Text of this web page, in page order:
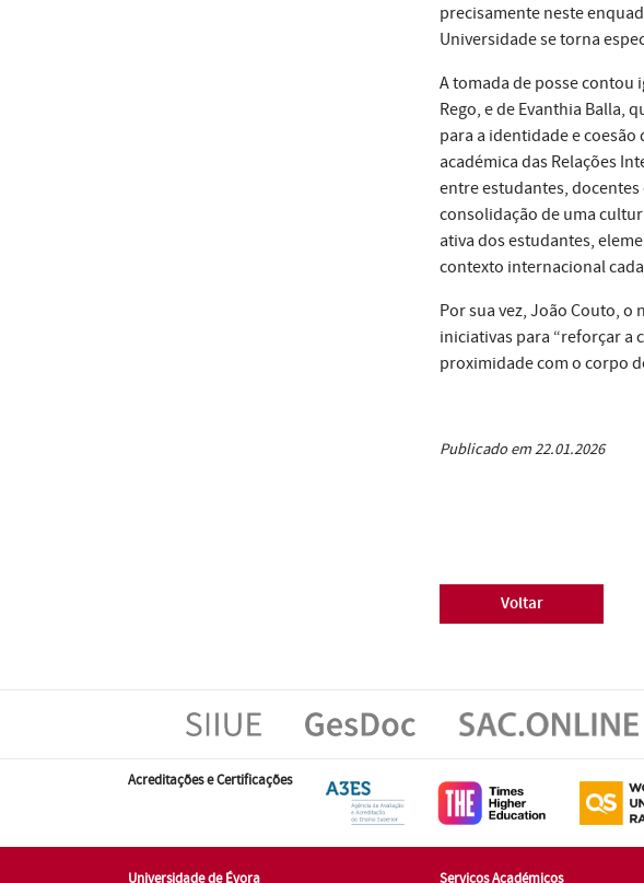
precisamente neste
Universidade se torna
A tomada de posse contou
Rego, e de Evanthia Balla,
para a identidade e
académica das Relações
entre estudantes,
consolidação de uma
ativa dos estudantes,
contexto internacional
Por sua vez, João Couto, o
iniciativas para “reforçar a
proximidade com o corpo
Publicado em 22.01.2026
Voltar
Acreditações e Certificações
Universidade de Évora Serviços Académicos